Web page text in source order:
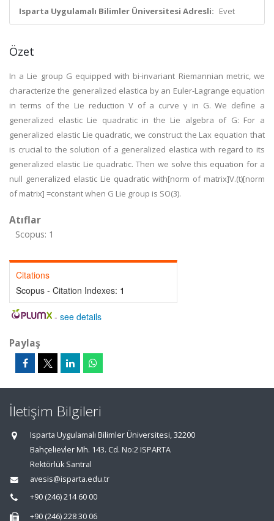
Isparta Uygulamalı Bilimler Üniversitesi Adresli: Evet
Özet
In a Lie group G equipped with bi-invariant Riemannian metric, we
characterize the generalized elastica by an Euler-Lagrange equation
in terms of the Lie reduction V of a curve γ in G. We define a
generalized elastic Lie quadratic in the Lie algebra of G: For a
generalized elastic Lie quadratic, we construct the Lax equation that
is crucial to the solution of a generalized elastica with regard to its
generalized elastic Lie quadratic. Then we solve this equation for a
null generalized elastic Lie quadratic with[norm of matrix]V.(t)[norm
of matrix] =constant when G Lie group is SO(3).
Atıflar
Scopus: 1
Citations
Scopus - Citation Indexes: 1
- see details
Paylaş
İletişim Bilgileri
Isparta Uygulamalı Bilimler Üniversitesi, 32200
Bahçelievler Mh. 143. Cd. No:2 ISPARTA
Rektörlük Santral
avesis@isparta.edu.tr
+90 (246) 214 60 00
+90 (246) 228 30 06